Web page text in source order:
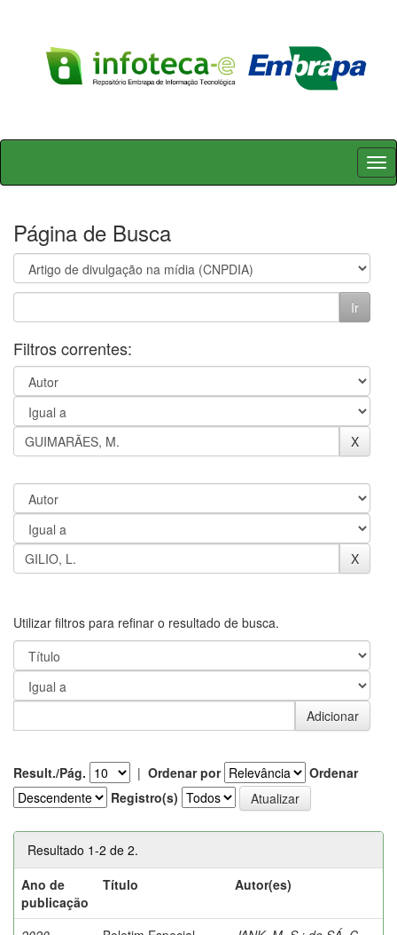
Skip
Página de Busca
Filtros correntes:
Utilizar filtros para refinar o resultado de busca.
Result./Pág. | Ordenar por
Ordenar
Registro(s)
Resultado 1-2 de 2.
Ano de
publicação
Título Autor(es)